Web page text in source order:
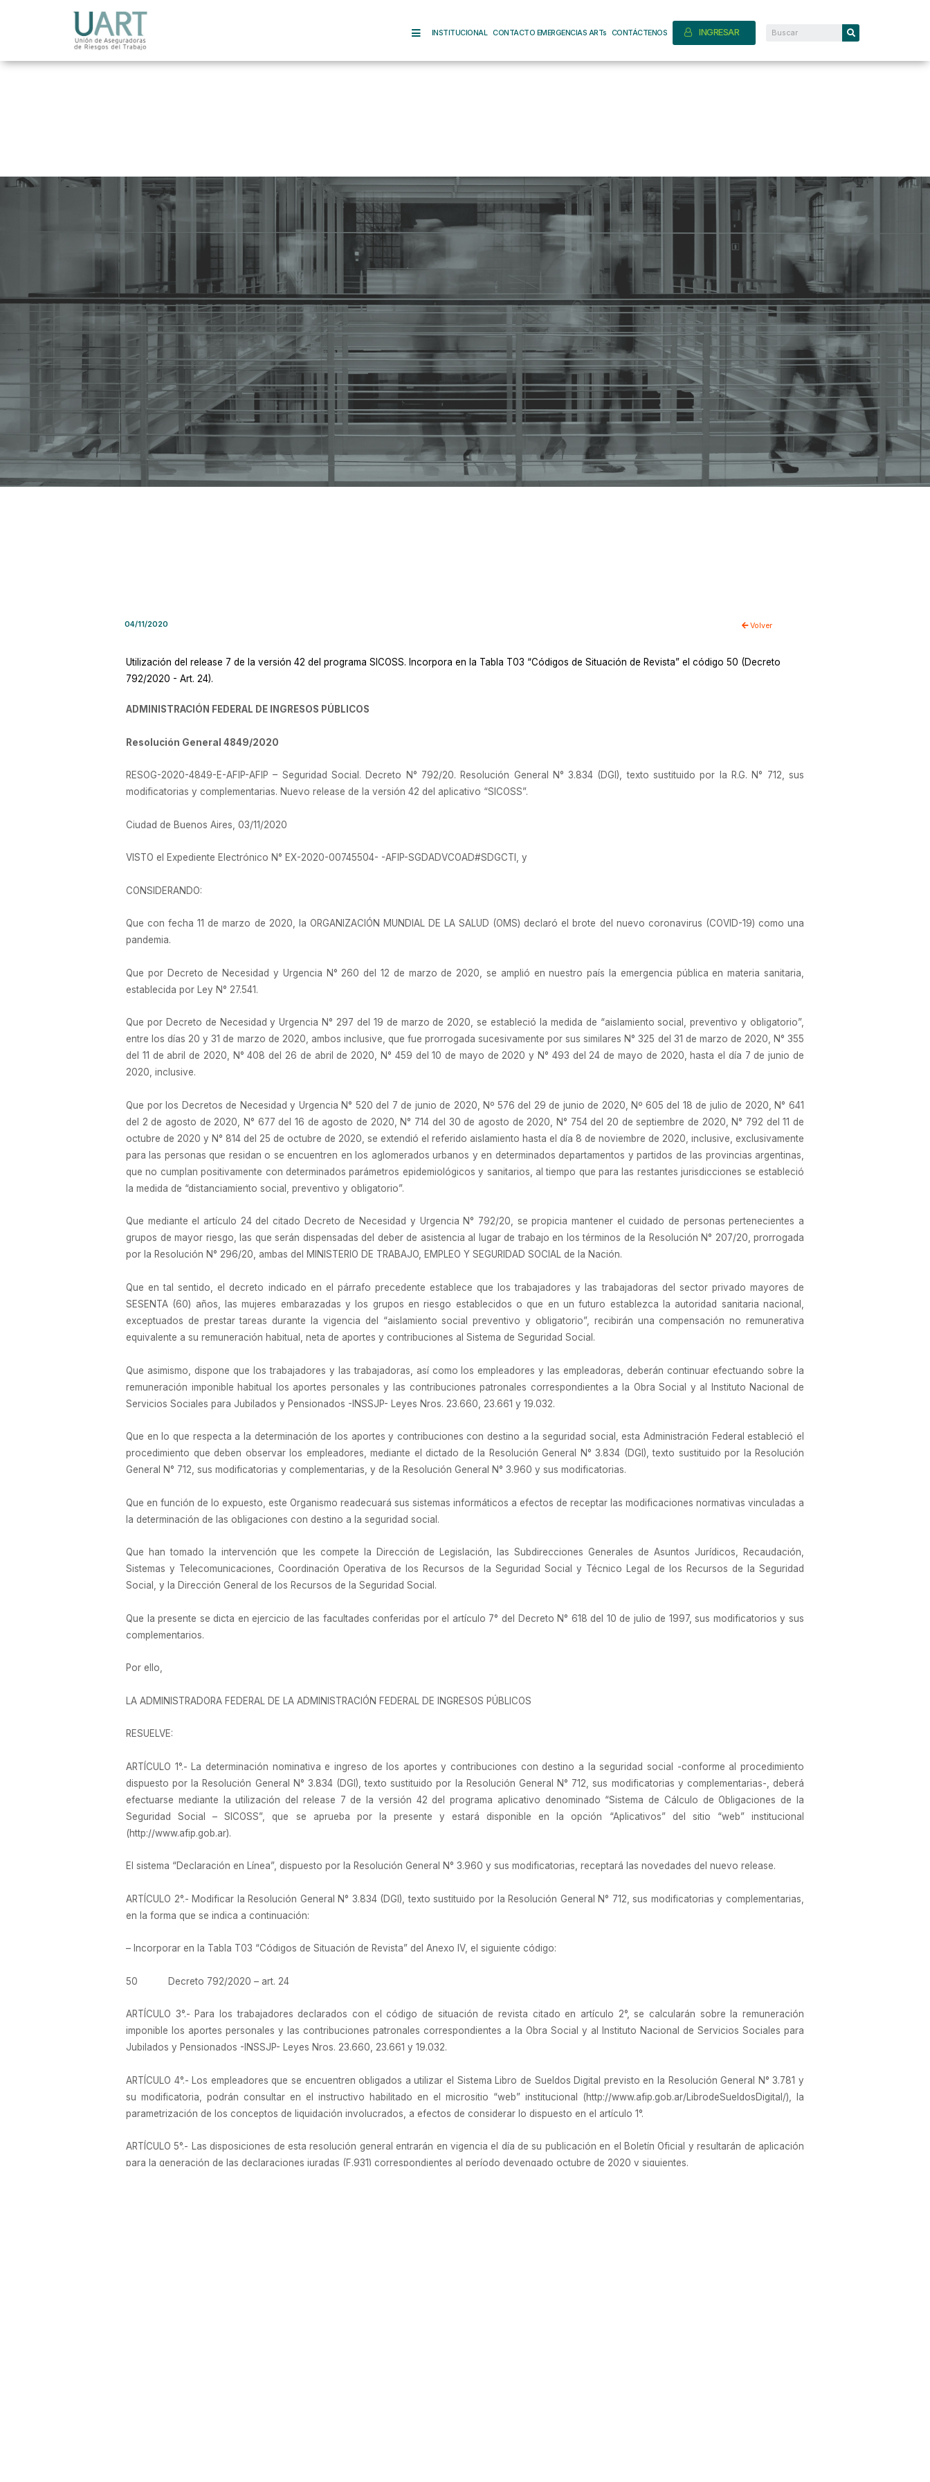
INSTITUCIONAL CONTACTO EMERGENCIAS ARTs CONTÁCTENOS INGRESAR
04/11/2020 Volver
Utilización del release 7 de la versión 42 del programa SICOSS. Incorpora en la Tabla T03 “Códigos de Situación de Revista” el código 50 (Decreto
792/2020 - Art. 24).
ADMINISTRACIÓN FEDERAL DE INGRESOS PÚBLICOS
Resolución General 4849/2020
RESOG-2020-4849-E-AFIP-AFIP – Seguridad Social. Decreto N° 792/20. Resolución General N° 3.834 (DGI), texto sustituido por la R.G. N° 712, sus
modificatorias y complementarias. Nuevo release de la versión 42 del aplicativo “SICOSS”.
Ciudad de Buenos Aires, 03/11/2020
VISTO el Expediente Electrónico N° EX-2020-00745504- -AFIP-SGDADVCOAD#SDGCTI, y
CONSIDERANDO:
Que con fecha 11 de marzo de 2020, la ORGANIZACIÓN MUNDIAL DE LA SALUD (OMS) declaró el brote del nuevo coronavirus (COVID-19) como una
pandemia.
Que por Decreto de Necesidad y Urgencia N° 260 del 12 de marzo de 2020, se amplió en nuestro país la emergencia pública en materia sanitaria,
establecida por Ley N° 27.541.
Que por Decreto de Necesidad y Urgencia N° 297 del 19 de marzo de 2020, se estableció la medida de “aislamiento social, preventivo y obligatorio”,
entre los días 20 y 31 de marzo de 2020, ambos inclusive, que fue prorrogada sucesivamente por sus similares N° 325 del 31 de marzo de 2020, N° 355
del 11 de abril de 2020, N° 408 del 26 de abril de 2020, N° 459 del 10 de mayo de 2020 y N° 493 del 24 de mayo de 2020, hasta el día 7 de junio de
2020, inclusive.
Que por los Decretos de Necesidad y Urgencia N° 520 del 7 de junio de 2020, Nº 576 del 29 de junio de 2020, Nº 605 del 18 de julio de 2020, N° 641
del 2 de agosto de 2020, N° 677 del 16 de agosto de 2020, N° 714 del 30 de agosto de 2020, N° 754 del 20 de septiembre de 2020, N° 792 del 11 de
octubre de 2020 y N° 814 del 25 de octubre de 2020, se extendió el referido aislamiento hasta el día 8 de noviembre de 2020, inclusive, exclusivamente
para las personas que residan o se encuentren en los aglomerados urbanos y en determinados departamentos y partidos de las provincias argentinas,
que no cumplan positivamente con determinados parámetros epidemiológicos y sanitarios, al tiempo que para las restantes jurisdicciones se estableció
la medida de “distanciamiento social, preventivo y obligatorio”.
Que mediante el artículo 24 del citado Decreto de Necesidad y Urgencia N° 792/20, se propicia mantener el cuidado de personas pertenecientes a
grupos de mayor riesgo, las que serán dispensadas del deber de asistencia al lugar de trabajo en los términos de la Resolución N° 207/20, prorrogada
por la Resolución N° 296/20, ambas del MINISTERIO DE TRABAJO, EMPLEO Y SEGURIDAD SOCIAL de la Nación.
Que en tal sentido, el decreto indicado en el párrafo precedente establece que los trabajadores y las trabajadoras del sector privado mayores de
SESENTA (60) años, las mujeres embarazadas y los grupos en riesgo establecidos o que en un futuro establezca la autoridad sanitaria nacional,
exceptuados de prestar tareas durante la vigencia del “aislamiento social preventivo y obligatorio”, recibirán una compensación no remunerativa
equivalente a su remuneración habitual, neta de aportes y contribuciones al Sistema de Seguridad Social.
Que asimismo, dispone que los trabajadores y las trabajadoras, así como los empleadores y las empleadoras, deberán continuar efectuando sobre la
remuneración imponible habitual los aportes personales y las contribuciones patronales correspondientes a la Obra Social y al Instituto Nacional de
Servicios Sociales para Jubilados y Pensionados -INSSJP- Leyes Nros. 23.660, 23.661 y 19.032.
Que en lo que respecta a la determinación de los aportes y contribuciones con destino a la seguridad social, esta Administración Federal estableció el
procedimiento que deben observar los empleadores, mediante el dictado de la Resolución General N° 3.834 (DGI), texto sustituido por la Resolución
General N° 712, sus modificatorias y complementarias, y de la Resolución General N° 3.960 y sus modificatorias.
Que en función de lo expuesto, este Organismo readecuará sus sistemas informáticos a efectos de receptar las modificaciones normativas vinculadas a
la determinación de las obligaciones con destino a la seguridad social.
Que han tomado la intervención que les compete la Dirección de Legislación, las Subdirecciones Generales de Asuntos Jurídicos, Recaudación,
Sistemas y Telecomunicaciones, Coordinación Operativa de los Recursos de la Seguridad Social y Técnico Legal de los Recursos de la Seguridad
Social, y la Dirección General de los Recursos de la Seguridad Social.
Que la presente se dicta en ejercicio de las facultades conferidas por el artículo 7° del Decreto N° 618 del 10 de julio de 1997, sus modificatorios y sus
complementarios.
Por ello,
LA ADMINISTRADORA FEDERAL DE LA ADMINISTRACIÓN FEDERAL DE INGRESOS PÚBLICOS
RESUELVE:
ARTÍCULO 1°.- La determinación nominativa e ingreso de los aportes y contribuciones con destino a la seguridad social -conforme al procedimiento
dispuesto por la Resolución General N° 3.834 (DGI), texto sustituido por la Resolución General N° 712, sus modificatorias y complementarias-, deberá
efectuarse mediante la utilización del release 7 de la versión 42 del programa aplicativo denominado “Sistema de Cálculo de Obligaciones de la
Seguridad Social – SICOSS”, que se aprueba por la presente y estará disponible en la opción “Aplicativos” del sitio “web” institucional
(http://www.afip.gob.ar).
El sistema “Declaración en Línea”, dispuesto por la Resolución General N° 3.960 y sus modificatorias, receptará las novedades del nuevo release.
ARTÍCULO 2°.- Modificar la Resolución General N° 3.834 (DGI), texto sustituido por la Resolución General N° 712, sus modificatorias y complementarias,
en la forma que se indica a continuación:
– Incorporar en la Tabla T03 “Códigos de Situación de Revista” del Anexo IV, el siguiente código:
50 Decreto 792/2020 – art. 24
ARTÍCULO 3°.- Para los trabajadores declarados con el código de situación de revista citado en artículo 2°, se calcularán sobre la remuneración
imponible los aportes personales y las contribuciones patronales correspondientes a la Obra Social y al Instituto Nacional de Servicios Sociales para
Jubilados y Pensionados -INSSJP- Leyes Nros. 23.660, 23.661 y 19.032.
ARTÍCULO 4°.- Los empleadores que se encuentren obligados a utilizar el Sistema Libro de Sueldos Digital previsto en la Resolución General N° 3.781 y
su modificatoria, podrán consultar en el instructivo habilitado en el micrositio “web” institucional (http://www.afip.gob.ar/LibrodeSueldosDigital/), la
parametrización de los conceptos de liquidación involucrados, a efectos de considerar lo dispuesto en el artículo 1°.
ARTÍCULO 5°.- Las disposiciones de esta resolución general entrarán en vigencia el día de su publicación en el Boletín Oficial y resultarán de aplicación
para la generación de las declaraciones juradas (F.931) correspondientes al período devengado octubre de 2020 y siguientes.